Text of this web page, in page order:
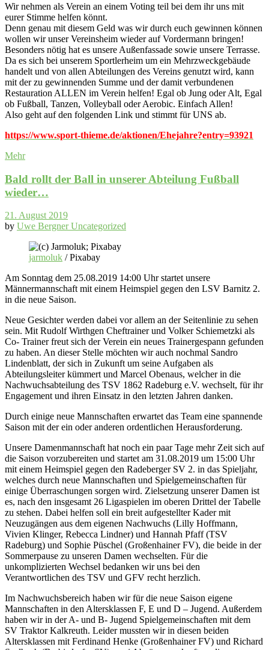
Wir nehmen als Verein an einem Voting teil bei dem ihr uns mit
eurer Stimme helfen könnt.
Denn genau mit diesem Geld was wir durch euch gewinnen können
wollen wir unser Vereinsheim wieder auf Vordermann bringen!
Besonders nötig hat es unsere Außenfassade sowie unsere Terrasse.
Da es sich bei unserem Sportlerheim um ein Mehrzweckgebäude
handelt und von allen Abteilungen des Vereins genutzt wird, kann
mit der zu gewinnenden Summe und der damit verbundenen
Restauration ALLEN im Verein helfen! Egal ob Jung oder Alt, Egal
ob Fußball, Tanzen, Volleyball oder Aerobic. Einfach Allen!
Also geht auf den folgenden Link und stimmt für UNS ab.
https://www.sport-thieme.de/aktionen/Ehejahre?entry=93921
Mehr
Bald rollt der Ball in unserer Abteilung Fußball
wieder…
21. August 2019
by Uwe BergnerUncategorized
jarmoluk / Pixabay
Am Sonntag dem 25.08.2019 14:00 Uhr startet unsere
Männermannschaft mit einem Heimspiel gegen den LSV Barnitz 2.
in die neue Saison.
Neue Gesichter werden dabei vor allem an der Seitenlinie zu sehen
sein. Mit Rudolf Wirthgen Cheftrainer und Volker Schiemetzki als
Co- Trainer freut sich der Verein ein neues Trainergespann gefunden
zu haben. An dieser Stelle möchten wir auch nochmal Sandro
Lindenblatt, der sich in Zukunft um seine Aufgaben als
Abteilungsleiter kümmert und Marcel Obenaus, welcher in die
Nachwuchsabteilung des TSV 1862 Radeburg e.V. wechselt, für ihr
Engagement und ihren Einsatz in den letzten Jahren danken.
Durch einige neue Mannschaften erwartet das Team eine spannende
Saison mit der ein oder anderen ordentlichen Herausforderung.
Unsere Damenmannschaft hat noch ein paar Tage mehr Zeit sich auf
die Saison vorzubereiten und startet am 31.08.2019 um 15:00 Uhr
mit einem Heimspiel gegen den Radeberger SV 2. in das Spieljahr,
welches durch neue Mannschaften und Spielgemeinschaften für
einige Überraschungen sorgen wird. Zielsetzung unserer Damen ist
es, nach den insgesamt 26 Ligaspielen im oberen Drittel der Tabelle
zu stehen. Dabei helfen soll ein breit aufgestellter Kader mit
Neuzugängen aus dem eigenen Nachwuchs (Lilly Hoffmann,
Vivien Klinger, Rebecca Lindner) und Hannah Pfaff (TSV
Radeburg) und Sophie Püschel (Großenhainer FV), die beide in der
Sommerpause zu unseren Damen wechselten. Für die
unkomplizierten Wechsel bedanken wir uns bei den
Verantwortlichen des TSV und GFV recht herzlich.
Im Nachwuchsbereich haben wir für die neue Saison eigene
Mannschaften in den Altersklassen F, E und D – Jugend. Außerdem
haben wir in der A- und B- Jugend Spielgemeinschaften mit dem
SV Traktor Kalkreuth. Leider mussten wir in diesen beiden
Altersklassen mit Ferdinand Henke (Großenhainer FV) und Richard